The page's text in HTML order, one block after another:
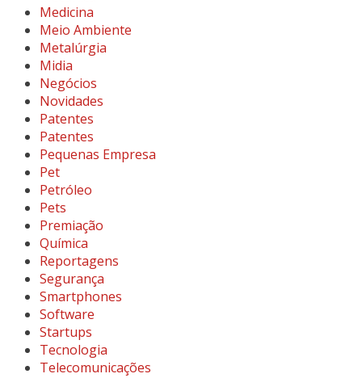
Medicina
Meio Ambiente
Metalúrgia
Midia
Negócios
Novidades
Patentes
Patentes
Pequenas Empresa
Pet
Petróleo
Pets
Premiação
Química
Reportagens
Segurança
Smartphones
Software
Startups
Tecnologia
Telecomunicações